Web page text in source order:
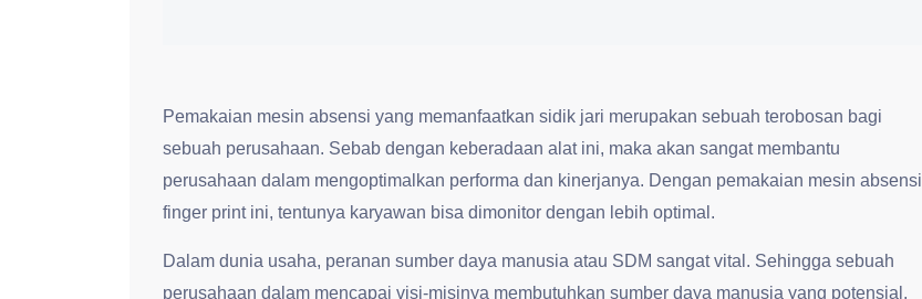
Pemakaian mesin absensi yang memanfaatkan sidik jari merupakan sebuah terobosan bagi
sebuah perusahaan. Sebab dengan keberadaan alat ini, maka akan sangat membantu
perusahaan dalam mengoptimalkan performa dan kinerjanya. Dengan pemakaian mesin absensi
finger print ini, tentunya karyawan bisa dimonitor dengan lebih optimal.
Dalam dunia usaha, peranan sumber daya manusia atau SDM sangat vital. Sehingga sebuah
perusahaan dalam mencapai visi-misinya membutuhkan sumber daya manusia yang potensial,